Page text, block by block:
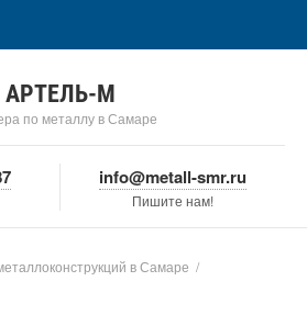
АРТЕЛЬ-М
по металлу в Самаре
info@metall-smr.ru
Пишите нам!
в Самаре /